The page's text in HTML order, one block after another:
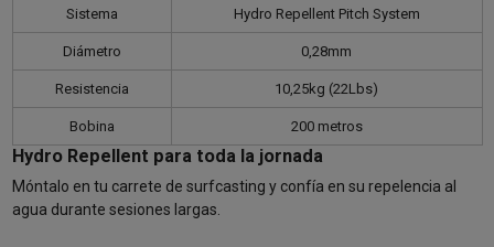
Sistema Hydro Repellent Pitch System
Diámetro 0,28mm
Resistencia 10,25kg (22Lbs)
Bobina 200 metros
Hydro Repellent para toda la jornada
Móntalo en tu carrete de surfcasting y confía en su repelencia al
agua durante sesiones largas.